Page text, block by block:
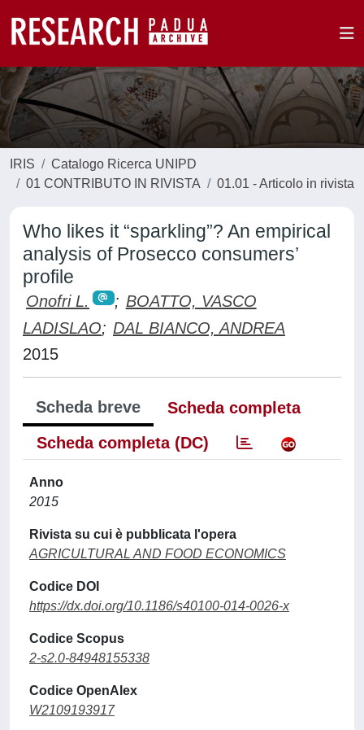
IRIS
Catalogo Ricerca UNIPD
01 CONTRIBUTO IN RIVISTA
01.01 - Articolo in rivista
Who likes it “sparkling”? An empirical
analysis of Prosecco consumers’
profile
Onofri L. ; BOATTO, VASCO
LADISLAO; DAL BIANCO, ANDREA
2015
Scheda breve
Scheda completa
Scheda completa (DC)
Anno
2015
Rivista su cui è pubblicata l'opera
AGRICULTURAL AND FOOD ECONOMICS
Codice DOI
https://dx.doi.org/10.1186/s40100-014-0026-x
Codice Scopus
2-s2.0-84948155338
Codice OpenAlex
W2109193917